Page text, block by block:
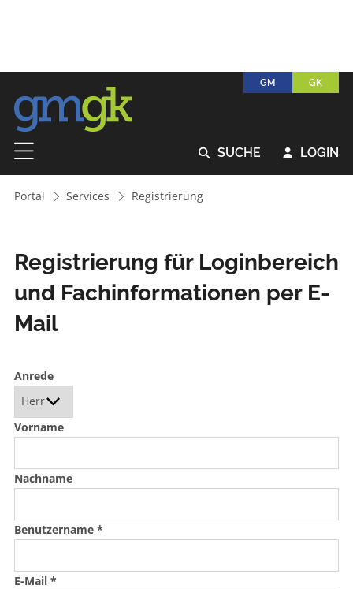
GM GK
 SUCHE  LOGIN
Portal Services Registrierung
Registrierung für Loginbereich
und Fachinformationen per E-
Mail
Anrede
Vorname
Nachname
Benutzername *
E-Mail *